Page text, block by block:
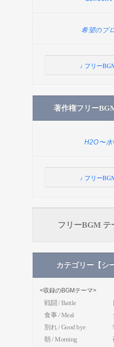
希望のプ
♪ フリー
著作権フリー
H2O〜
♪ フリー
フリーBGM テ
カテゴリー【シ
<収録のBGMテーマ>
戦闘 / Battle
食事 / Meal
別れ / Good bye
朝 / Morning